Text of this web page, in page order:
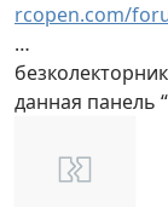
rcopen.com/
…
данная панель